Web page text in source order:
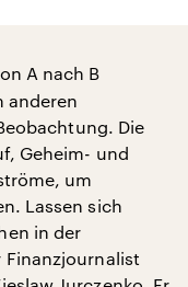
A nach B
anderen
Die
Geheim- und
um
Lassen sich
in der
Finanzjournalist